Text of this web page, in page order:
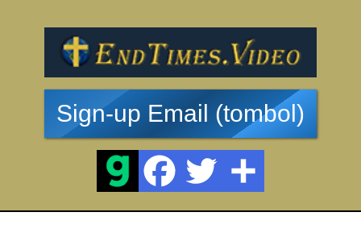
Sign-up Email (tombol)